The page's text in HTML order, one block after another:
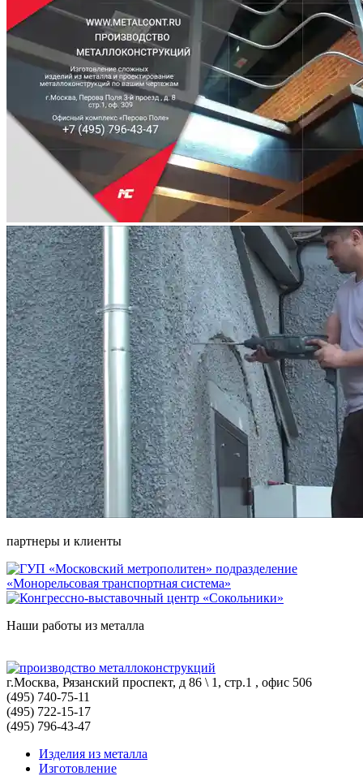
партнеры и клиенты
Наши работы из металла
г.Москва, Рязанский проспект, д 86 \ 1, стр.1 , офис 506
(495) 740-75-11
(495) 722-15-17
(495) 796-43-47
Изделия из металла
Изготовление